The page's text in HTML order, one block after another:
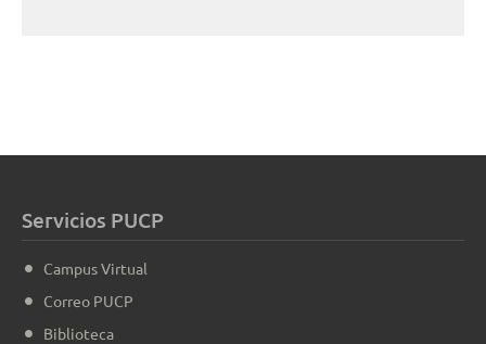
Servicios PUCP
Campus Virtual
Correo PUCP
Biblioteca